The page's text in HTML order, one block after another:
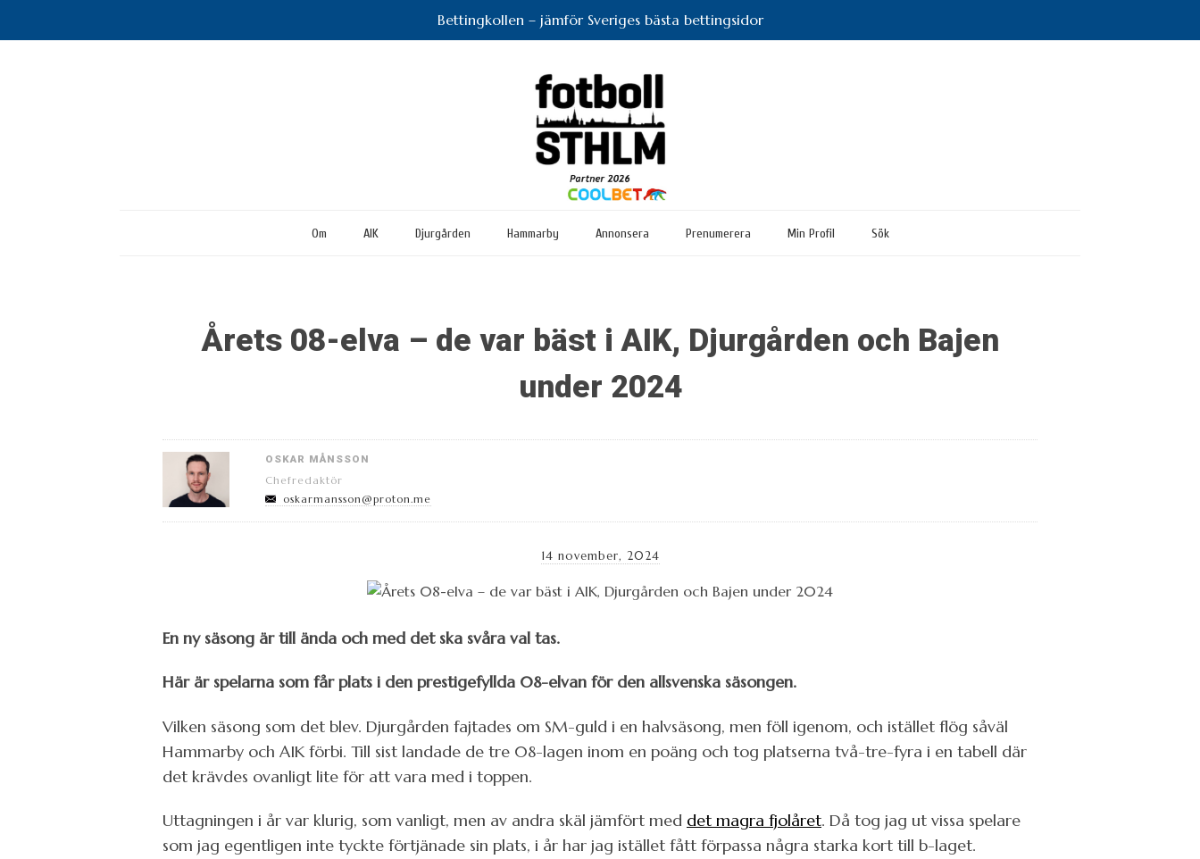
Bettingkollen – jämför Sveriges bästa bettingsidor
Om AIK Djurgården Hammarby Annonsera Prenumerera Min Profil Sök
Årets 08-elva – de var bäst i AIK, Djurgården och Bajen
under 2024
OSKAR MÅNSSON
Chefredaktör
oskarmansson@proton.me
14 november, 2024
En ny säsong är till ända och med det ska svåra val tas.
Här är spelarna som får plats i den prestigefyllda 08-elvan för den allsvenska säsongen.
Vilken säsong som det blev. Djurgården fajtades om SM-guld i en halvsäsong, men föll igenom, och istället flög såväl
Hammarby och AIK förbi. Till sist landade de tre 08-lagen inom en poäng och tog platserna två-tre-fyra i en tabell där
det krävdes ovanligt lite för att vara med i toppen.
Uttagningen i år var klurig, som vanligt, men av andra skäl jämfört med det magra fjolåret. Då tog jag ut vissa spelare
som jag egentligen inte tyckte förtjänade sin plats, i år har jag istället fått förpassa några starka kort till b-laget.